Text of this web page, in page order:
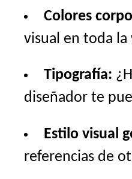
Colores
visual en toda la
Tipografía:
diseñador te
Estilo visual
referencias de